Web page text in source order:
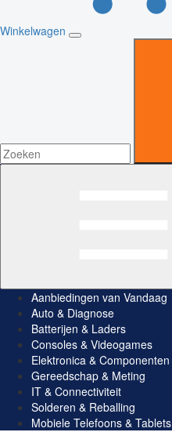
Winkelwagen
Aanbiedingen van Vandaag
Auto & Diagnose
Batterijen & Laders
Consoles & Videogames
Elektronica & Componenten
Gereedschap & Meting
IT & Connectiviteit
Solderen & Reballing
Mobiele Telefoons & Tablets